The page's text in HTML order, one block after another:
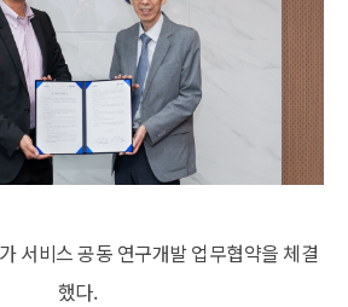
서비스 공동 연구개발 업무협약을 체결
했다.